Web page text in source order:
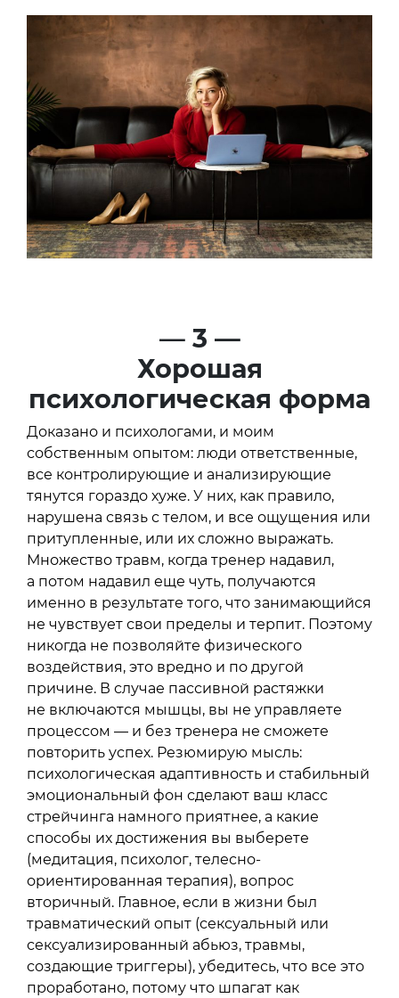
— 3 —
Хорошая
психологическая форма
Доказано и психологами, и моим
собственным опытом: люди ответственные,
все контролирующие и анализирующие
тянутся гораздо хуже. У них, как правило,
нарушена связь с телом, и все ощущения или
притупленные, или их сложно выражать.
Множество травм, когда тренер надавил,
а потом надавил еще чуть, получаются
именно в результате того, что занимающийся
не чувствует свои пределы и терпит. Поэтому
никогда не позволяйте физического
воздействия, это вредно и по другой
причине. В случае пассивной растяжки
не включаются мышцы, вы не управляете
процессом — и без тренера не сможете
повторить успех. Резюмирую мысль:
психологическая адаптивность и стабильный
эмоциональный фон сделают ваш класс
стрейчинга намного приятнее, а какие
способы их достижения вы выберете
(медитация, психолог, телесно-
ориентированная терапия), вопрос
вторичный. Главное, если в жизни был
травматический опыт (сексуальный или
сексуализированный абьюз, травмы,
создающие триггеры), убедитесь, что все это
проработано, потому что шпагат как